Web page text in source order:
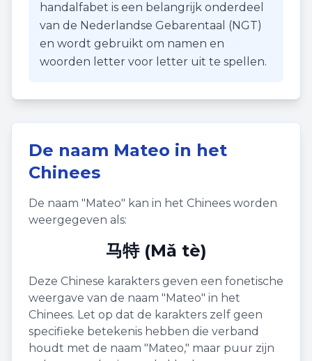
handalfabet is een belangrijk onderdeel
van de Nederlandse Gebarentaal (NGT)
en wordt gebruikt om namen en
woorden letter voor letter uit te spellen.
De naam Mateo in het
Chinees
De naam "Mateo" kan in het Chinees worden
weergegeven als:
马特 (Mǎ tè)
Deze Chinese karakters geven een fonetische
weergave van de naam "Mateo" in het
Chinees. Let op dat de karakters zelf geen
specifieke betekenis hebben die verband
houdt met de naam "Mateo," maar puur zijn